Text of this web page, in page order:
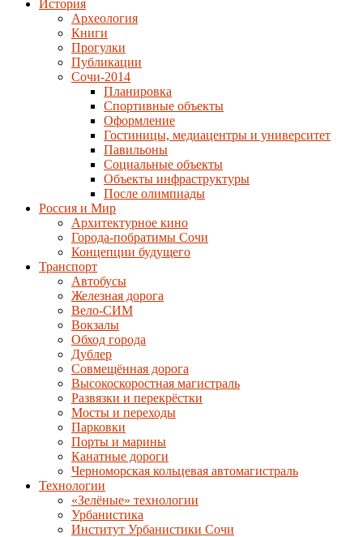
История
Археология
Книги
Прогулки
Публикации
Сочи-2014
Планировка
Спортивные объекты
Оформление
Гостиницы, медиацентры и университет
Павильоны
Социальные объекты
Объекты инфраструктуры
После олимпиады
Россия и Мир
Архитектурное кино
Города-побратимы Сочи
Концепции будущего
Транспорт
Автобусы
Железная дорога
Вело-СИМ
Вокзалы
Обход города
Дублер
Совмещённая дорога
Высокоскоростная магистраль
Развязки и перекрёстки
Мосты и переходы
Парковки
Порты и марины
Канатные дороги
Черноморская кольцевая автомагистраль
Технологии
«Зелёные» технологии
Урбанистика
Институт Урбанистики Сочи